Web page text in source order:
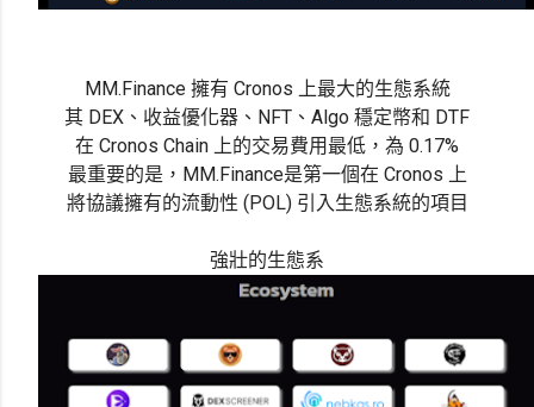
MM.Finance 擁有 Cronos 上最大的生態系統
其 DEX、收益優化器、NFT、Algo 穩定幣和 DTF
在 Cronos Chain 上的交易費用最低，為 0.17%
最重要的是， MM.Finance是第一個在 Cronos 上
將協議擁有的流動性 (POL) 引入生態系統的項目
強壯的生態系